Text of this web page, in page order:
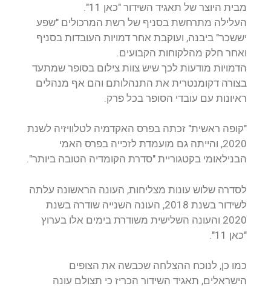
מבית היוצר של תאגיד השידור "כאן 11".
העלילה מתרחשת בסניף של רשת המרכולים "שפע
יששכר" ביבנה, ועוקבת אחר דמויות העובדות בסניף
ואחר חלק מהלקוחות הקבועים.
הדמויות מודעות לכך שיש צוות צילום בסופר שמתעד
בצורה דקומנטרית את התנהלותם והם אף מנהלים
ראיונות עם עובדי הסופר בכל פרק.
"קופה ראשית" זכתה בפרס האקדמיה לטלוויזיה לשנת
2020, והייתה גם מועמדת לזכייה בפרס האמי
הבנילאומי בקטגוריית "סדרת הקומדיה הטובה ביותר".
לסדרה שלוש עונות מצליחות, העונה הראשונה עלתה
לשידור בשנת 2018, העונה השנייה שודרה בשנת
2020 והעונה השלישית משודרת בימים אלו
בערוץ
"כאן 11".
כמו כן, לנוכח ההצלחה שכבשה את הצופים
הישראלים, תאגיד השידור הכריז כי תצולם עונה